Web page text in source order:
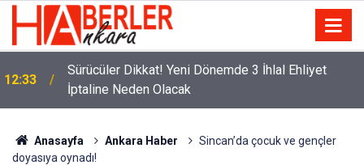
12:33
Sürücüler Dikkat! Yeni Dönemde 3 İhlal Ehliyet
İptaline Neden Olacak
Anasayfa Ankara Haber
Sincan’da çocuk ve gençler
doyasıya oynadı!